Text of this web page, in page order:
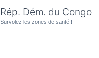
Rép. Dém. du Congo
Survolez les zones de santé !